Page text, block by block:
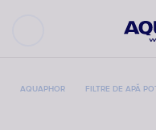
AQUAPHOR FILTRE DE APĂ